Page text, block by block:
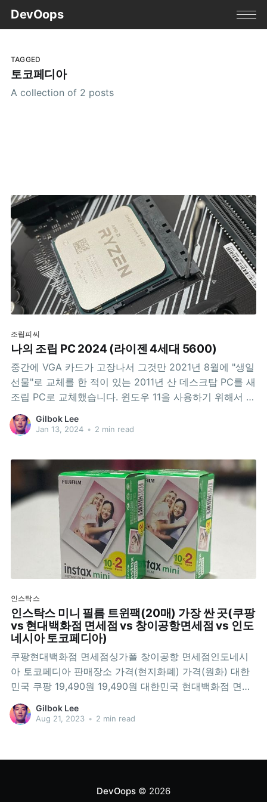
DevOops
TAGGED
토코페디아
A collection of 2 posts
조립피씨
나의 조립 PC 2024 (라이젠 4세대 5600)
중간에 VGA 카드가 고장나서 그것만 2021년 8월에 "생일
선물"로 교체를 한 적이 있는 2011년 산 데스크탑 PC를 새
조립 PC로 교체했습니다. 윈도우 11을 사용하기 위해서 였
습니다. 그것을 기록합니다. 인도네시아 족자는 아직 정전
(mati listrik)이 심심치 않게 있는 관계로 데스크탑을 자주
Gilbok Lee
Jan 13, 2024 • 2 min read
인스탁스
인스탁스 미니 필름 트윈팩(20매) 가장 싼 곳(쿠팡
vs 현대백화점 면세점 vs 창이공항면세점 vs 인도
네시아 토코페디아)
쿠팡현대백화점 면세점싱가폴 창이공항 면세점인도네시
아 토코페디아 판매장소 가격(현지화폐) 가격(원화) 대한
민국 쿠팡 19,490원 19,490원 대한민국 현대백화점 면세
점 15,093원 15,093원 싱가폴 창이공항 면세점 SGD
22.5 22,217원 최고 인도네시아 토코페디아 IDR 170,000
Gilbok Lee
Aug 21, 2023 • 2 min read
DevOops© 2026